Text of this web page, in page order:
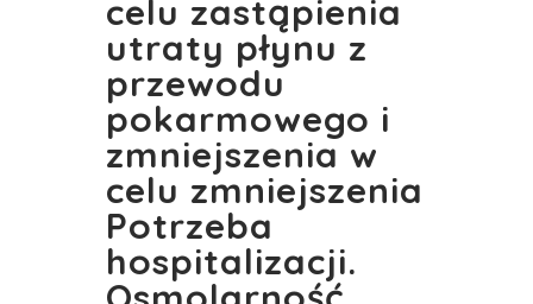
celu zastąpienia
utraty płynu z
przewodu
pokarmowego i
zmniejszenia w
celu zmniejszenia
Potrzeba
hospitalizacji.